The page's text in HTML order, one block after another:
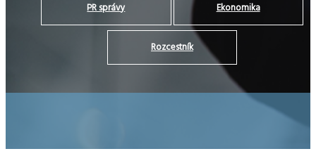
PR správy Ekonomika
Rozcestník